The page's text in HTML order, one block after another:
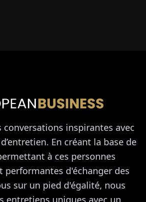
conversations inspirantes avec
En créant la base de
à ces personnes
performantes d'échanger des
sur un pied d'égalité, nous